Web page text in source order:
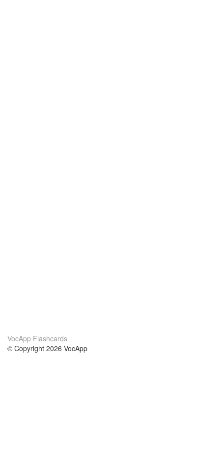
VocApp Flashcards
© Copyright 2026 VocApp